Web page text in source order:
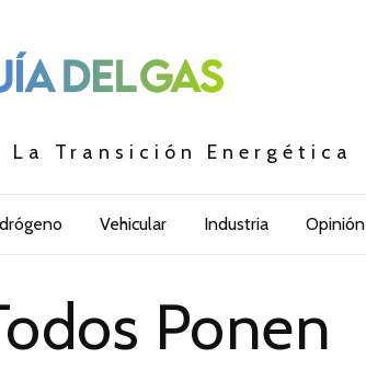
La Transición Energética
Vehicular Industria Opinión
Ponen